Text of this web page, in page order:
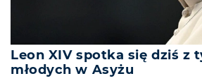
Leon XIV spotka się dziś z
młodych w Asyżu